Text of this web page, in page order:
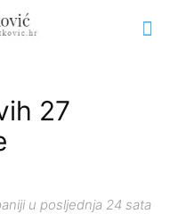
27
u posljednja 24 sata